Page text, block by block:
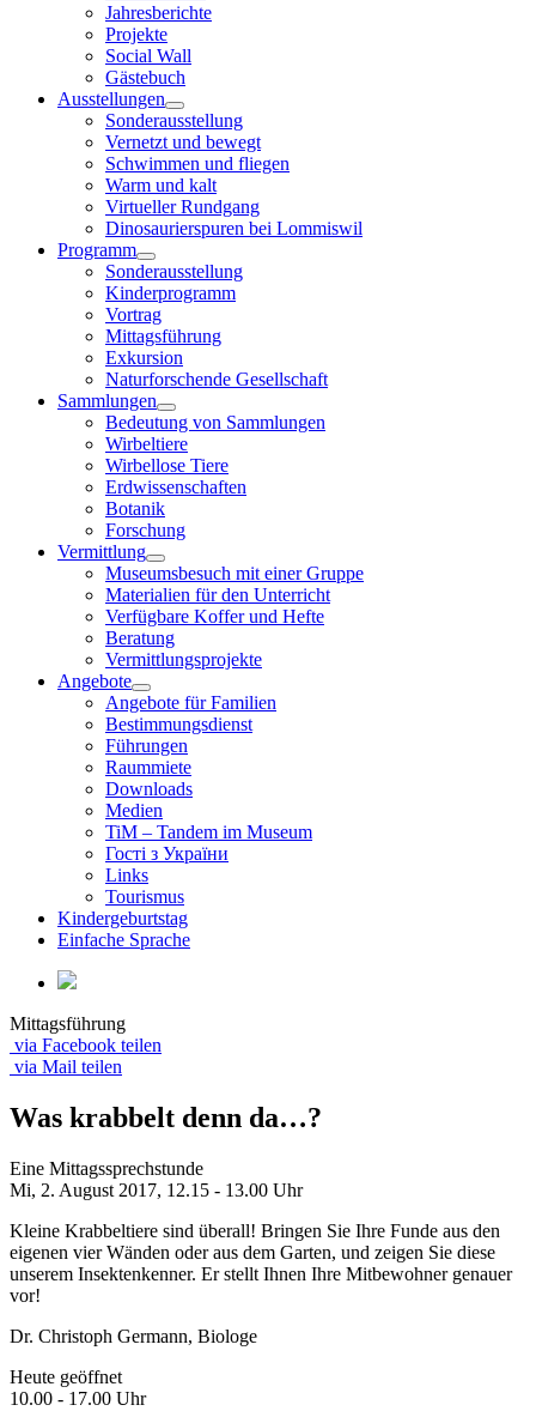
Jahresberichte
Projekte
Social Wall
Gästebuch
Ausstellungen
Sonderausstellung
Vernetzt und bewegt
Schwimmen und fliegen
Warm und kalt
Virtueller Rundgang
Dinosaurierspuren bei Lommiswil
Programm
Sonderausstellung
Kinderprogramm
Vortrag
Mittagsführung
Exkursion
Naturforschende Gesellschaft
Sammlungen
Bedeutung von Sammlungen
Wirbeltiere
Wirbellose Tiere
Erdwissenschaften
Botanik
Forschung
Vermittlung
Museumsbesuch mit einer Gruppe
Materialien für den Unterricht
Verfügbare Koffer und Hefte
Beratung
Vermittlungsprojekte
Angebote
Angebote für Familien
Bestimmungsdienst
Führungen
Raummiete
Downloads
Medien
TiM – Tandem im Museum
Гості з України
Links
Tourismus
Kindergeburtstag
Einfache Sprache
Mittagsführung
via Facebook teilen
via Mail teilen
Was krabbelt denn da…?
Eine Mittagssprechstunde
Mi, 2. August 2017, 12.15 - 13.00 Uhr
Kleine Krabbeltiere sind überall! Bringen Sie Ihre Funde aus den
eigenen vier Wänden oder aus dem Garten, und zeigen Sie diese
unserem Insektenkenner. Er stellt Ihnen Ihre Mitbewohner genauer
vor!
Dr. Christoph Germann, Biologe
Heute geöffnet
10.00 - 17.00 Uhr